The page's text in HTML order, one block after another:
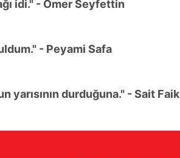
idi." - Ömer Seyfettin
- Peyami Safa
yarısının durduğuna." - Sait Faik